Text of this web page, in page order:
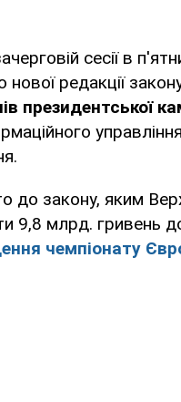
сесії в
редакції
президентської
до закону, яким
9,8 млрд. гривень
чемпіонату